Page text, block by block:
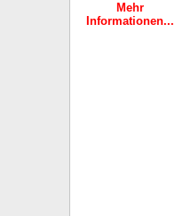
Mehr
Informationen...